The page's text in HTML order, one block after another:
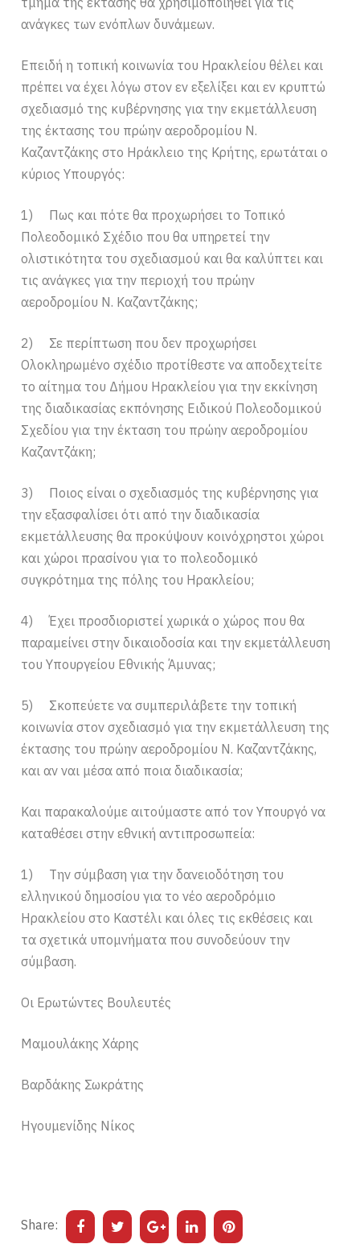
ανάγκες των ενόπλων δυνάμεων.
Επειδή η τοπική κοινωνία του Ηρακλείου θέλει και
πρέπει να έχει λόγω στον εν εξελίξει και εν κρυπτώ
σχεδιασμό της κυβέρνησης για την εκμετάλλευση
της έκτασης του πρώην αεροδρομίου Ν.
Καζαντζάκης στο Ηράκλειο της Κρήτης, ερωτάται ο
κύριος Υπουργός:
1) Πως και πότε θα προχωρήσει το Τοπικό
Πολεοδομικό Σχέδιο που θα υπηρετεί την
ολιστικότητα του σχεδιασμού και θα καλύπτει και
τις ανάγκες για την περιοχή του πρώην
αεροδρομίου Ν. Καζαντζάκης;
2) Σε περίπτωση που δεν προχωρήσει
Ολοκληρωμένο σχέδιο προτίθεστε να αποδεχτείτε
το αίτημα του Δήμου Ηρακλείου για την εκκίνηση
της διαδικασίας εκπόνησης Ειδικού Πολεοδομικού
Σχεδίου για την έκταση του πρώην αεροδρομίου
Καζαντζάκη;
3) Ποιος είναι ο σχεδιασμός της κυβέρνησης για
την εξασφαλίσει ότι από την διαδικασία
εκμετάλλευσης θα προκύψουν κοινόχρηστοι χώροι
και χώροι πρασίνου για το πολεοδομικό
συγκρότημα της πόλης του Ηρακλείου;
4) Έχει προσδιοριστεί χωρικά ο χώρος που θα
παραμείνει στην δικαιοδοσία και την εκμετάλλευση
του Υπουργείου Εθνικής Άμυνας;
5) Σκοπεύετε να συμπεριλάβετε την τοπική
κοινωνία στον σχεδιασμό για την εκμετάλλευση της
έκτασης του πρώην αεροδρομίου Ν. Καζαντζάκης,
και αν ναι μέσα από ποια διαδικασία;
Και παρακαλούμε αιτούμαστε από τον Υπουργό να
καταθέσει στην εθνική αντιπροσωπεία:
1) Την σύμβαση για την δανειοδότηση του
ελληνικού δημοσίου για το νέο αεροδρόμιο
Ηρακλείου στο Καστέλι και όλες τις εκθέσεις και
τα σχετικά υπομνήματα που συνοδεύουν την
σύμβαση.
Οι Ερωτώντες Βουλευτές
Μαμουλάκης Χάρης
Βαρδάκης Σωκράτης
Ηγουμενίδης Νίκος
Share: